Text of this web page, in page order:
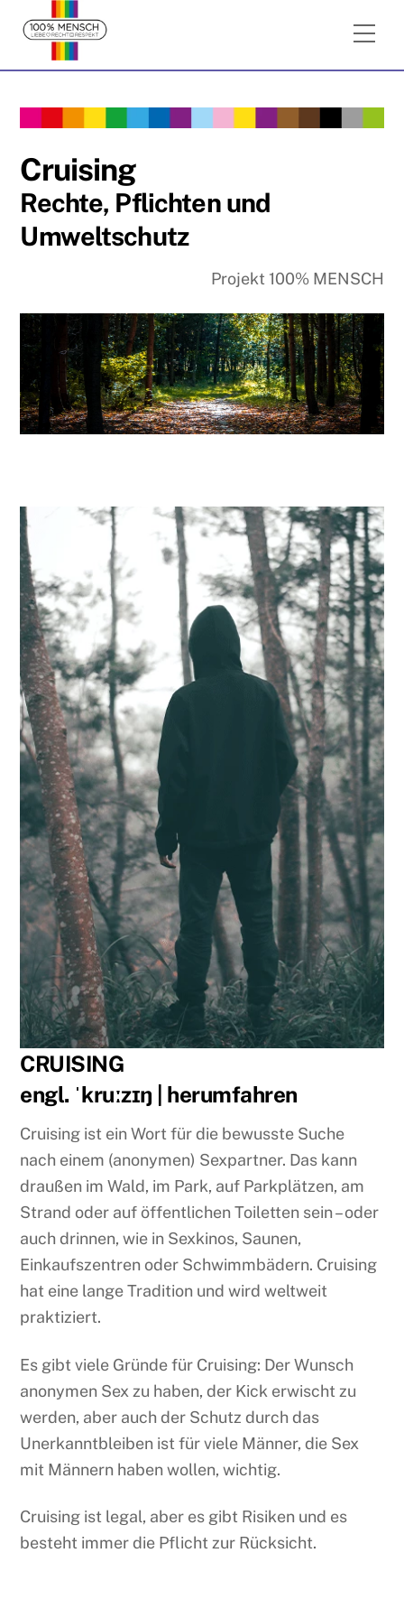
content
Cruising
Rechte, Pflichten und
Umweltschutz
Projekt 100% MENSCH
CRUISING
engl. ˈkruːzɪŋ | herumfahren
Cruising ist ein Wort für die bewusste Suche
nach einem (anonymen) Sexpartner. Das kann
draußen im Wald, im Park, auf Parkplätzen, am
Strand oder auf öffentlichen Toiletten sein – oder
auch drinnen, wie in Sexkinos, Saunen,
Einkaufszentren oder Schwimmbädern. Cruising
hat eine lange Tradition und wird weltweit
praktiziert.
Es gibt viele Gründe für Cruising: Der Wunsch
anonymen Sex zu haben, der Kick erwischt zu
werden, aber auch der Schutz durch das
Unerkanntbleiben ist für viele Männer, die Sex
mit Männern haben wollen, wichtig.
Cruising ist legal, aber es gibt Risiken und es
besteht immer die Pflicht zur Rücksicht.